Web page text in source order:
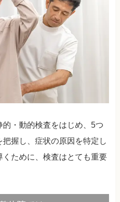
・動的検査をはじめ、5つ
握し、症状の原因を特定し
くために、検査はとても重要